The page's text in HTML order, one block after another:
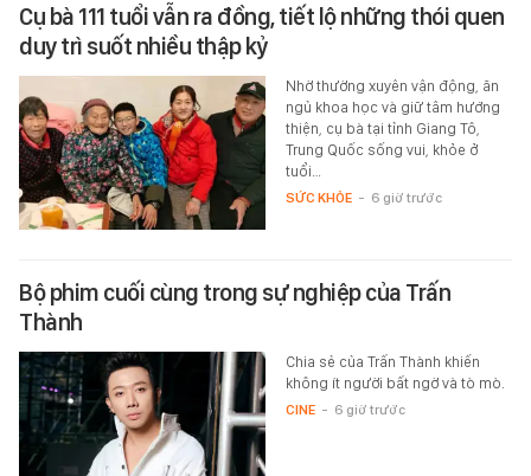
Cụ bà 111 tuổi vẫn ra đồng, tiết lộ những thói quen
duy trì suốt nhiều thập kỷ
Nhờ thường xuyên vận động, ăn
ngủ khoa học và giữ tâm hướng
thiện, cụ bà tại tỉnh Giang Tô,
Trung Quốc sống vui, khỏe ở
tuổi…
SỨC KHỎE - 6 giờ trước
Bộ phim cuối cùng trong sự nghiệp của Trấn
Thành
Chia sẻ của Trấn Thành khiến
không ít người bất ngờ và tò mò.
CINE - 6 giờ trước